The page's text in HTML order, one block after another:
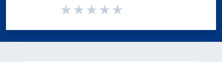
Valuta da 1 a 5 stelle la pagina